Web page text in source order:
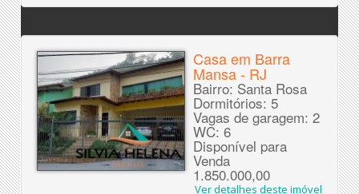
Casa em Barra
Mansa - RJ
Bairro: Santa Rosa
Dormitórios: 5
Vagas de garagem: 2
WC: 6
Disponível para
Venda
1.850.000,00
Ver detalhes deste imóvel